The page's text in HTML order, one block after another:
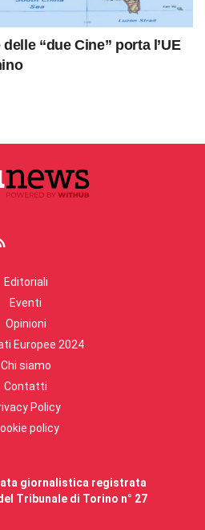
“due Cine” porta l’UE
Editoriali
Eventi
Opinioni
Europee 2024
Chi siamo
Contatti
Policy
policy
giornalistica registrata
Tribunale di Torino n° 27